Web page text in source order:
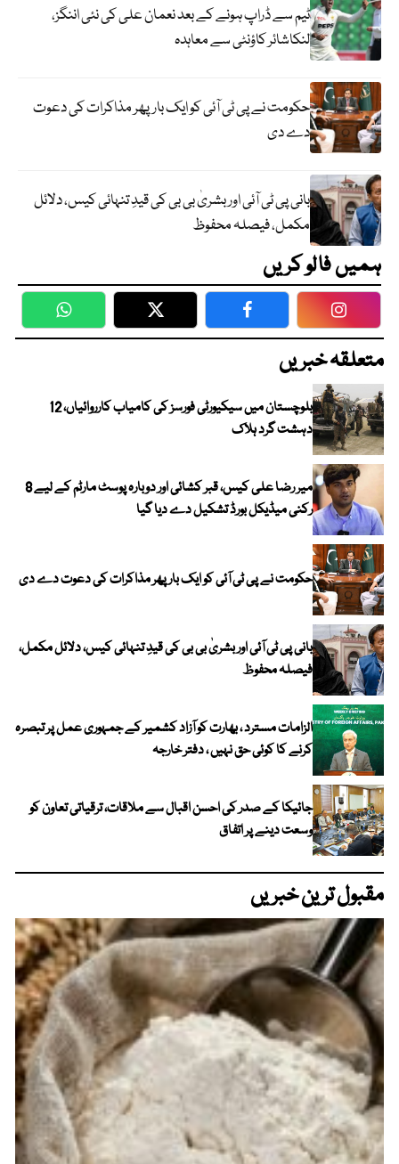
ٹیم سے ڈراپ ہونے کے بعد نعمان علی کی نئی اننگز،
لنکاشائر کاؤنٹی سے معاہدہ
حکومت نے پی ٹی آئی کو ایک بارپھر مذاکرات کی دعوت
دے دی
بانی پی ٹی آئی اور بشریٰ بی بی کی قیدِ تنہائی کیس، دلائل
مکمل، فیصلہ محفوظ
ہمیں فالو کریں
WhatsApp Twitter Facebook
متعلقہ خبریں
بلوچستان میں سیکیورٹی فورسز کی کامیاب کارروائیاں، 12
دہشت گرد ہلاک
میر رضا علی کیس، قبر کشائی اور دوبارہ پوسٹ مارٹم کے لیے 8
رکنی میڈیکل بورڈ تشکیل دے دیا گیا
حکومت نے پی ٹی آئی کو ایک بارپھر مذاکرات کی دعوت دے دی
بانی پی ٹی آئی اور بشریٰ بی بی کی قیدِ تنہائی کیس، دلائل مکمل،
فیصلہ محفوظ
الزامات مسترد ، بھارت کو آزاد کشمیر کے جمہوری عمل پر تبصرہ
کرنے کا کوئی حق نہیں ، دفتر خارجہ
جائیکا کے صدر کی احسن اقبال سے ملاقات، ترقیاتی تعاون کو
وسعت دینے پر اتفاق
مقبول ترین خبریں